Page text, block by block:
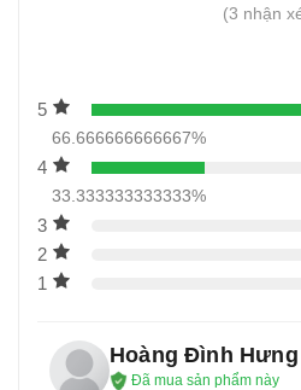
(3 nhận
5
66.666666666667%
4
33.333333333333%
3
2
1
Hoàng Đình Hưng
Đã mua sản phẩm này